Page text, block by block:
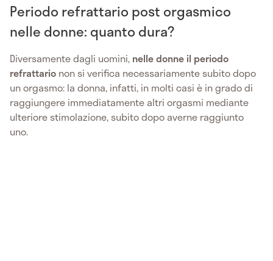
Periodo refrattario post orgasmico
nelle donne: quanto dura?
Diversamente dagli uomini, nelle donne il periodo
refrattario non si verifica necessariamente subito dopo
un orgasmo: la donna, infatti, in molti casi è in grado di
raggiungere immediatamente altri orgasmi mediante
ulteriore stimolazione, subito dopo averne raggiunto
uno.